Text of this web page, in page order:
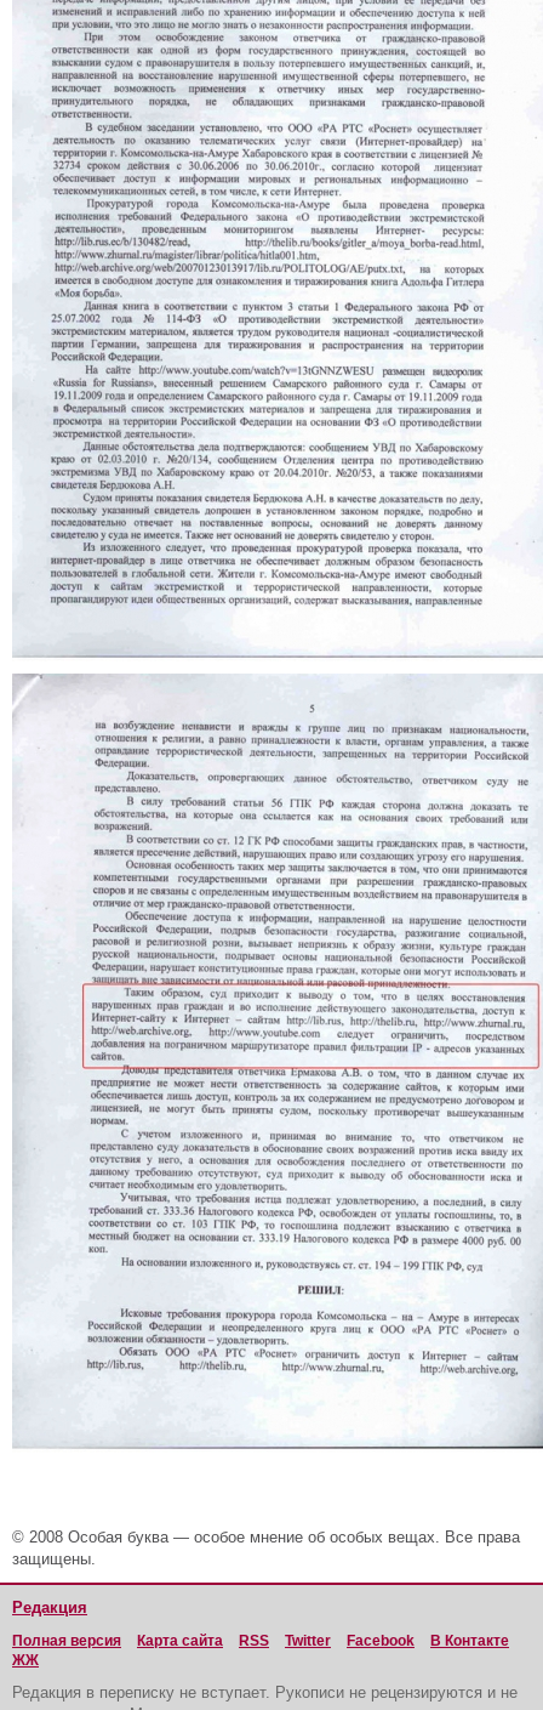
© 2008 Особая буква — особое мнение об особых вещах. Все права
защищены.
Редакция
Полная версия Карта сайта RSS Twitter Facebook
В Контакте
ЖЖ
Редакция в переписку не вступает. Рукописи не рецензируются и не